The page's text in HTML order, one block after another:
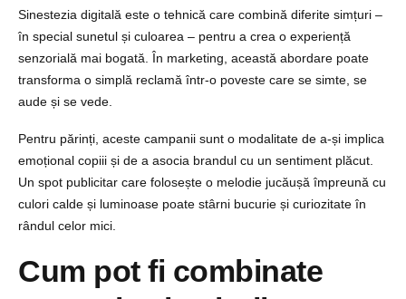
Sinestezia digitală este o tehnică care combină diferite simțuri –
în special sunetul și culoarea – pentru a crea o experiență
senzorială mai bogată. În marketing, această abordare poate
transforma o simplă reclamă într-o poveste care se simte, se
aude și se vede.
Pentru părinți, aceste campanii sunt o modalitate de a-și implica
emoțional copiii și de a asocia brandul cu un sentiment plăcut.
Un spot publicitar care folosește o melodie jucăușă împreună cu
culori calde și luminoase poate stârni bucurie și curiozitate în
rândul celor mici.
Cum pot fi combinate